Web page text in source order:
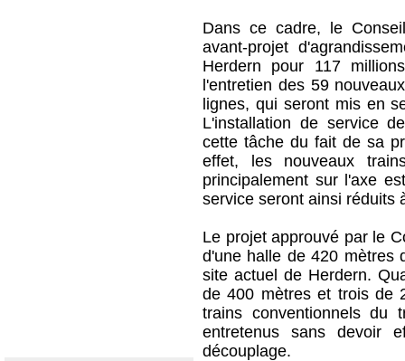
Dans ce cadre, le
avant-projet
Herdern pour 117
l'entretien des 59
lignes, qui seront mis en
L'installation de service
cette tâche du fait de sa
effet, les nouveaux
principalement sur l'axe
service seront ainsi réduits
Le projet approuvé par le
d'une halle de 420 mètres
site actuel de Herdern.
de 400 mètres et trois de
trains conventionnels du
entretenus sans devoir
découplage.